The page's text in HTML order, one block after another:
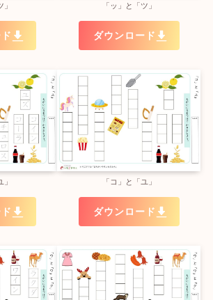
」 「ッ」と「ツ」
ダウンロード
」 「コ」と「ユ」
ダウンロード